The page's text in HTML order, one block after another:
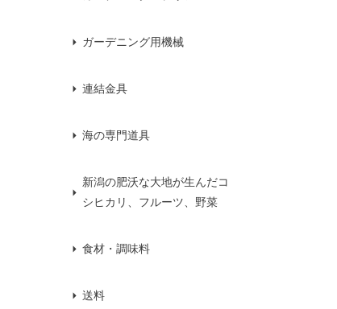
ガーデニング用機械
連結金具
海の専門道具
新潟の肥沃な大地が生んだコ
シヒカリ、フルーツ、野菜
食材・調味料
送料